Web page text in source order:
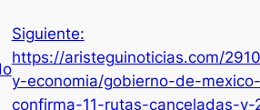
Siguiente:
https://aristeguinoticias.com/
y-economia/gobierno-de-mexico-
confirma-11-rutas-canceladas-y-